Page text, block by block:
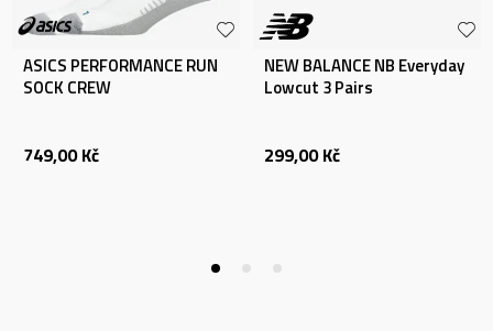
ASICS PERFORMANCE RUN
SOCK CREW
749,00 Kč
NEW BALANCE NB Everyday
Lowcut 3 Pairs
299,00 Kč